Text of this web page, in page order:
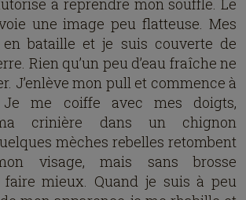
à reprendre mon souffle. Le
une image peu flatteuse. Mes
bataille et je suis couverte de
Rien qu’un peu d’eau fraîche ne
J’enlève mon pull et commence à
me coiffe avec mes doigts,
crinière dans un chignon
mèches rebelles retombent
visage, mais sans brosse
faire mieux. Quand je suis à peu